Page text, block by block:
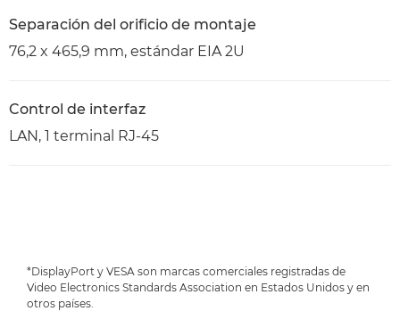
Separación del orificio de montaje
76,2 x 465,9 mm, estándar EIA 2U
Control de interfaz
LAN, 1 terminal RJ-45
*DisplayPort y VESA son marcas comerciales registradas de
Video Electronics Standards Association en Estados Unidos y en
otros países.